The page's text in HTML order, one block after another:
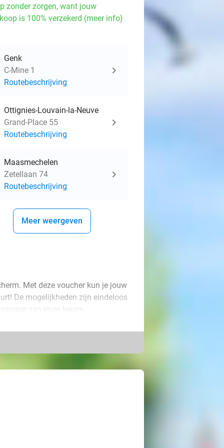
zonder zorgen, want jouw
is 100% verzekerd (meer info)
Genk
C-Mine 1
Routebeschrijving
Ottignies-Louvain-la-Neuve
Grand-Place 55
Routebeschrijving
Maasmechelen
Zetellaan 74
Routebeschrijving
Meer weergeven
Met deze voucher kun je jouw
De mogelijkheden zijn eindeloos
van jouw keuze.
een perfecte date of breng een
release kijkt. Natuurlijk is de